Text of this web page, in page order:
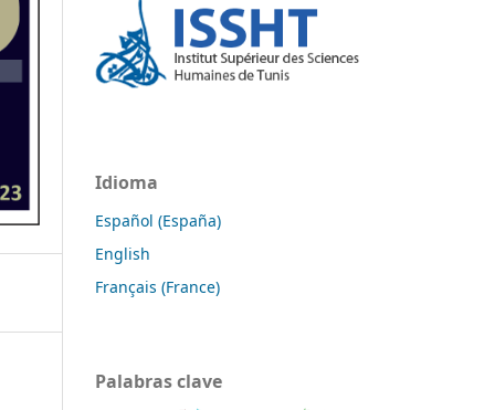
Idioma
Español (España)
English
Français (France)
Palabras clave